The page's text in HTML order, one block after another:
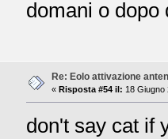
domani o dopo
Re: Eolo attivazione
« Risposta #54 il: 18 Giugno
don't say cat if